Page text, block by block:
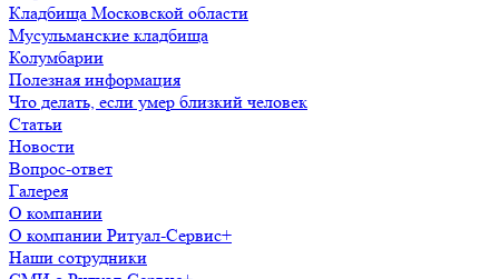
Кладбища Московской области
Мусульманские кладбища
Колумбарии
Полезная информация
Что делать, если умер близкий человек
Статьи
Новости
Вопрос-ответ
Галерея
О компании
О компании Ритуал-Сервис+
Наши сотрудники